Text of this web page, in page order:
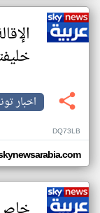
اخبار
DQ73LB